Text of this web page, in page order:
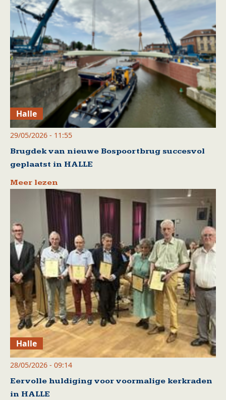
Halle
29/05/2026 - 11:55
Brugdek van nieuwe Bospoortbrug succesvol
geplaatst in HALLE
Meer lezen
Halle
28/05/2026 - 09:14
Eervolle huldiging voor voormalige kerkraden
in HALLE